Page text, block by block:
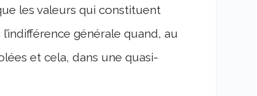
les valeurs qui constituent
générale quand, au
et cela, dans une quasi-